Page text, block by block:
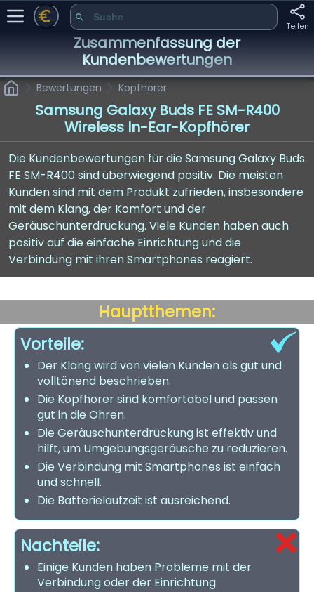
Teilen
Zusammenfassung der
Kundenbewertungen
Bewertungen Kopfhörer
Samsung Galaxy Buds FE SM-R400
Wireless In-Ear-Kopfhörer
Die Kundenbewertungen für die Samsung Galaxy Buds
FE SM-R400 sind überwiegend positiv. Die meisten
Kunden sind mit dem Produkt zufrieden, insbesondere
mit dem Klang, der Komfort und der
Geräuschunterdrückung. Viele Kunden haben auch
positiv auf die einfache Einrichtung und die
Verbindung mit ihren Smartphones reagiert.
Hauptthemen:
Vorteile:
Der Klang wird von vielen Kunden als gut und
volltönend beschrieben.
Die Kopfhörer sind komfortabel und passen
gut in die Ohren.
Die Geräuschunterdrückung ist effektiv und
hilft, um Umgebungsgeräusche zu reduzieren.
Die Verbindung mit Smartphones ist einfach
und schnell.
Die Batterielaufzeit ist ausreichend.
Nachteile:
Einige Kunden haben Probleme mit der
Verbindung oder der Einrichtung.